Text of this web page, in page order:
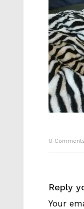
0 Comments
Reply
Your